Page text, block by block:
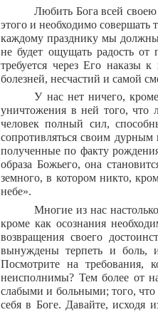
Любить Бога всей
этого и необходимо совершать
каждому празднику мы должны
не будет ощущать радость
требуется через Его наказы
болезней, несчастий и самой
У нас нет ничего,
уничтожения в ней того, что
человек полный сил,
сопротивляться своим
полученные по факту
образа Божьего, она
земного, в котором никто,
небе».
Многие из нас
кроме как осознания
возвращения своего
вынуждены терпеть и боль,
Посмотрите на
неисполнимы? Тем более от
слабыми и больными; того,
себя в Боге. Давайте, исходя